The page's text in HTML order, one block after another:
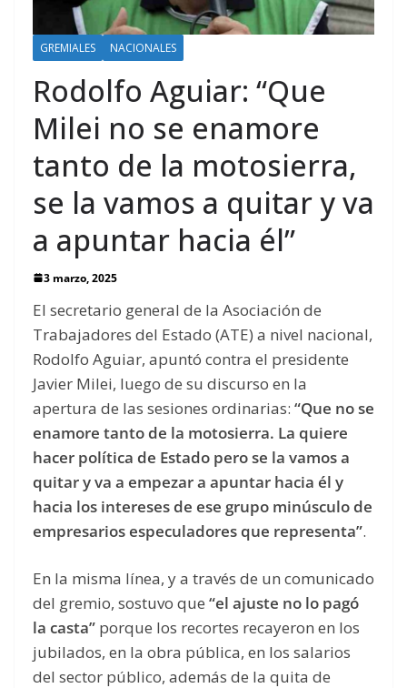
GREMIALES NACIONALES
Rodolfo Aguiar: “Que
Milei no se enamore
tanto de la motosierra,
se la vamos a quitar y va
a apuntar hacia él”
3 marzo, 2025
El secretario general de la Asociación de
Trabajadores del Estado (ATE) a nivel nacional,
Rodolfo Aguiar, apuntó contra el presidente
Javier Milei, luego de su discurso en la
apertura de las sesiones ordinarias: “Que no se
enamore tanto de la motosierra. La quiere
hacer política de Estado pero se la vamos a
quitar y va a empezar a apuntar hacia él y
hacia los intereses de ese grupo minúsculo de
empresarios especuladores que representa”.
En la misma línea, y a través de un comunicado
del gremio, sostuvo que “el ajuste no lo pagó
la casta” porque los recortes recayeron en los
jubilados, en la obra pública, en los salarios
del sector público, además de la quita de